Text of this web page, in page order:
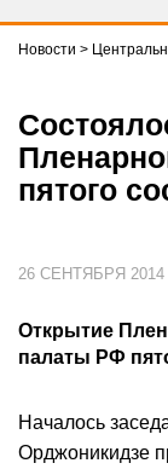
Новости >
пятого
26 СЕНТЯБРЯ 2014
Открытие
палаты РФ
Началось
Орджоникидзе